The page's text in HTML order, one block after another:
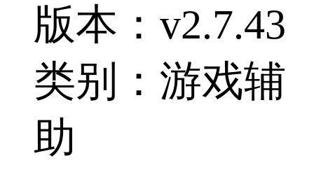
版本：v2.7.43
类别：游戏辅
助